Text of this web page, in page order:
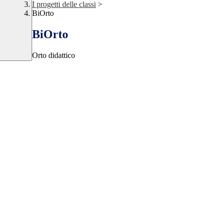
I progetti delle classi >
BiOrto
BiOrto
Orto didattico